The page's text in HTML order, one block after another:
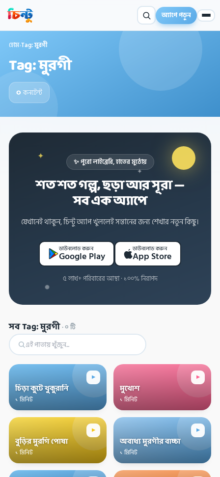
অ্যাপে পড়ুন
হোম›Tag: মুরগী
Tag: মুরগী
০ কনটেন্ট
✦
✦
✦
✨ পুরো লাইব্রেরি, হাতের মুঠোয়
শত শত গল্প, ছড়া আর সূরা —
সব এক অ্যাপে
যেখানেই থাকুন, চিন্টু অ্যাপ খুললেই সন্তানের জন্য শেখার নতুন কিছু।
ডাউনলোড করুন
Google Play
ডাউনলোড করুন
App Store
৫ লাখ+ পরিবারের আস্থা · ১০০% নিরাপদ
সব Tag: মুরগী·০টি
▸
চিড়া কুটে খুকুরানি
১ মিনিট
▸
মুখোশ
১ মিনিট
▸
বুড়ির মুরগি পোষা
১ মিনিট
▸
অবাধ্য মুরগীর বাচ্চা
১ মিনিট